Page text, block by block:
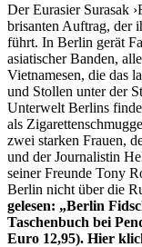
Der Eurasier Surasak
brisanten Auftrag, der
führt. In Berlin gerät
asiatischer Banden,
Vietnamesen, die das
und Stollen unter der
Unterwelt Berlins
als
zwei starken Frauen,
und der Journalistin
seiner Freunde Tony
Berlin nicht über die
gelesen: „Berlin
Taschenbuch bei
Euro 12,95). Hier